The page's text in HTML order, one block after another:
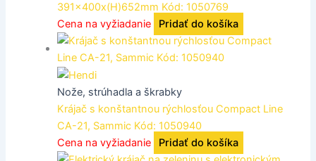
391x400x(H)652mm Kód: 1050769
Cena na vyžiadanie
Pridať do košíka
Nože, strúhadla a škrabky
Krájač s konštantnou rýchlosťou Compact Line
CA-21, Sammic Kód: 1050940
Cena na vyžiadanie
Pridať do košíka